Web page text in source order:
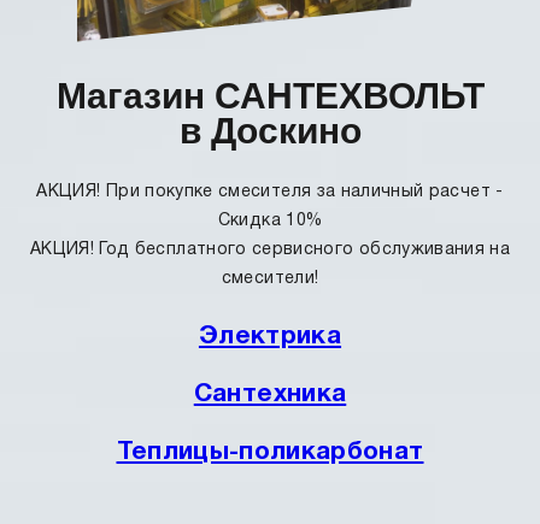
Магазин САНТЕХВОЛЬТ
в Доскино
АКЦИЯ! При покупке смесителя за наличный расчет -
Скидка 10%
АКЦИЯ! Год бесплатного сервисного обслуживания на
смесители!
Электрика
Сантехника
Теплицы-поликарбонат